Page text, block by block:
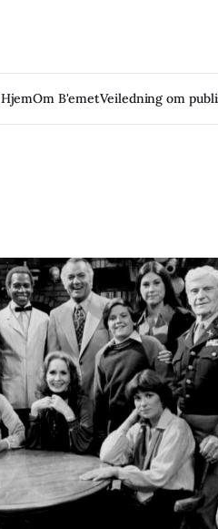
HjemOm B'emetVeiledning om